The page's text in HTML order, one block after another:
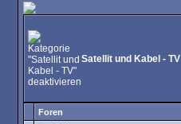
Satellit und Kabel - TV
Foren